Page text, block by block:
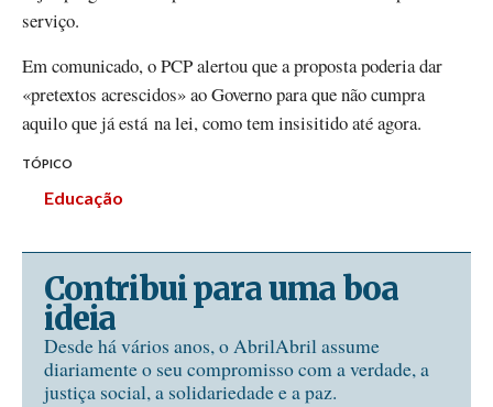
serviço.
Em comunicado, o PCP alertou que a proposta poderia dar
«pretextos acrescidos» ao Governo para que não cumpra
aquilo que já está na lei, como tem insisitido até agora.
TÓPICO
Educação
Contribui para uma boa
ideia
Desde há vários anos, o AbrilAbril assume
diariamente o seu compromisso com a verdade, a
justiça social, a solidariedade e a paz.